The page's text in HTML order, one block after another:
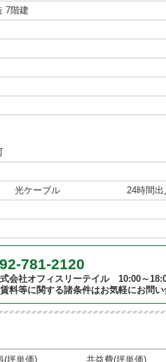
7階建
光ケーブル
24時間
781-2120
会社オフィスリーテイル 10:00～
料等に関する諸条件はお気軽にお問い
(坪単価) 共益費(坪単価)